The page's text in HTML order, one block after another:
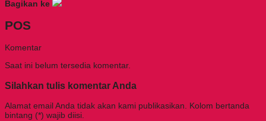
Bagikan ke
POS
Komentar
Saat ini belum tersedia komentar.
Silahkan tulis komentar Anda
Alamat email Anda tidak akan kami publikasikan. Kolom bertanda
bintang (*) wajib diisi.